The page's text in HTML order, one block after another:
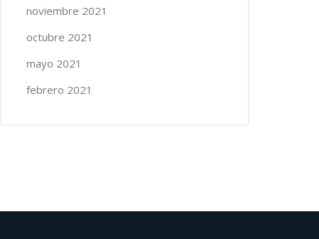
noviembre 2021
octubre 2021
mayo 2021
febrero 2021